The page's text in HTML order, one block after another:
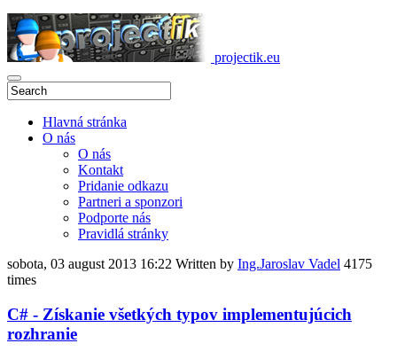
projectik.eu
Hlavná stránka
O nás
O nás
Kontakt
Pridanie odkazu
Partneri a sponzori
Podporte nás
Pravidlá stránky
sobota, 03 august 2013 16:22 Written by Ing.Jaroslav Vadel 4175
times
C# - Získanie všetkých typov implementujúcich
rozhranie